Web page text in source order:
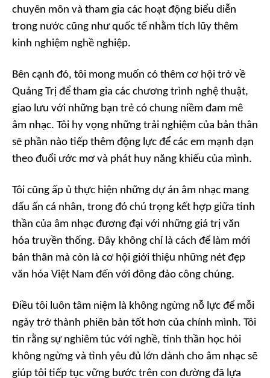
chuyên môn và tham gia các hoạt động biểu diễn
trong nước cũng như quốc tế nhằm tích lũy thêm
kinh nghiệm nghề nghiệp.
Bên cạnh đó, tôi mong muốn có thêm cơ hội trở về
Quảng Trị để tham gia các chương trình nghệ thuật,
giao lưu với những bạn trẻ có chung niềm đam mê
âm nhạc. Tôi hy vọng những trải nghiệm của bản thân
sẽ phần nào tiếp thêm động lực để các em mạnh dạn
theo đuổi ước mơ và phát huy năng khiếu của mình.
Tôi cũng ấp ủ thực hiện những dự án âm nhạc mang
dấu ấn cá nhân, trong đó chú trọng kết hợp giữa tinh
thần của âm nhạc đương đại với những giá trị văn
hóa truyền thống. Đây không chỉ là cách để làm mới
bản thân mà còn là cơ hội giới thiệu những nét đẹp
văn hóa Việt Nam đến với đông đảo công chúng.
Điều tôi luôn tâm niệm là không ngừng nỗ lực để mỗi
ngày trở thành phiên bản tốt hơn của chính mình. Tôi
tin rằng sự nghiêm túc với nghề, tinh thần học hỏi
không ngừng và tình yêu đủ lớn dành cho âm nhạc sẽ
giúp tôi tiếp tục vững bước trên con đường đã lựa